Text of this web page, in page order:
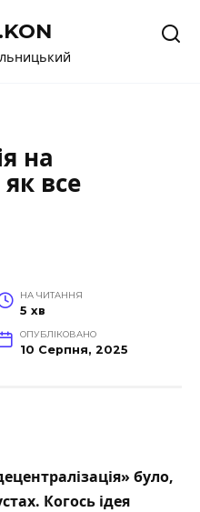
на
все
НА ЧИТАННЯ
5 хв
ОПУБЛІКОВАНО
10 Серпня, 2025
було,
Когось ідея